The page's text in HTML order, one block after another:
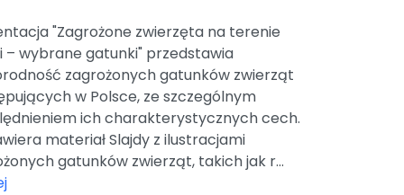
Pomoc
"Zagrożone zwierzęta na terenie
– wybrane gatunki" przedstawia
zagrożonych gatunków zwierząt
w Polsce, ze szczególnym
ich charakterystycznych cech.
materiał Slajdy z ilustracjami
gatunków zwierząt, takich jak r...